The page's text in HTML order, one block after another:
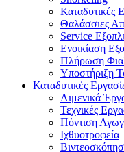
Καταδυτικές
Θαλάσσιες
Service
Ενοικίαση
Πλήρωση
Υποστήριξη
Καταδυτικές
Λιμενικά
Τεχνικές
Πόντιση
Ιχθυοτροφεία